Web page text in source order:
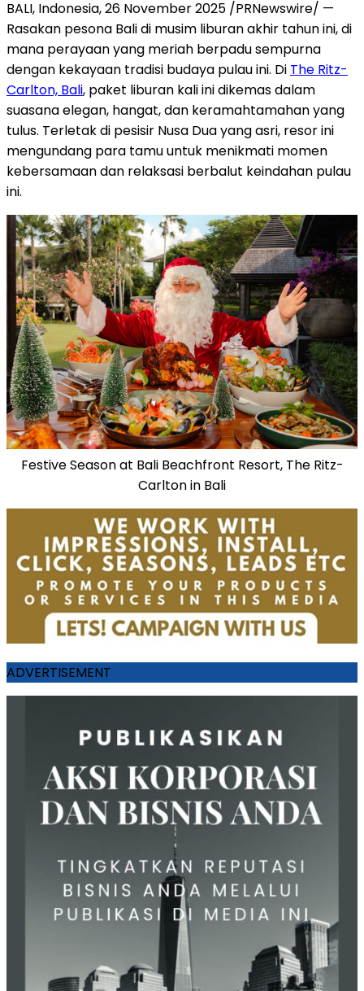
BALI, Indonesia,26 November 2025 /PRNewswire/ —
Rasakan pesona Balidi musim liburan akhir tahun ini, di
mana perayaan yang meriah berpadu sempurna
dengan kekayaan tradisi budaya pulau ini. Di The Ritz-
Carlton, Bali, paket liburan kali ini dikemas dalam
suasana elegan, hangat, dan keramahtamahan yang
tulus. Terletak di pesisir Nusa Duayang asri, resor ini
mengundang para tamu untuk menikmati momen
kebersamaan dan relaksasi berbalut keindahan pulau
ini.
Festive Season at Bali Beachfront Resort, The Ritz-
Carlton in Bali
ADVERTISEMENT